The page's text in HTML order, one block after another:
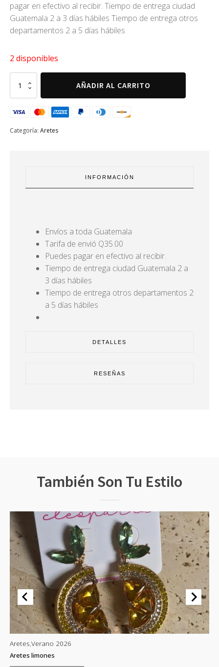
pagar en efectivo al recibir. Tiempo de entrega ciudad
Guatemala 2 a 3 días hábiles Tiempo de entrega otros
departamentos 2 a 5 días hábiles
2 disponibles
rafia
beige
AÑADIR AL CARRITO
Categoría: Aretes
INFORMACIÓN
Envíos a toda Guatemala
Tarifa de envió Q35.00
Puedes pagar en efectivo al recibir.
Tiempo de entrega ciudad Guatemala 2 a
3 días hábiles
Tiempo de entrega otros departamentos 2
a 5 días hábiles
DETALLES
RESEÑAS
También Son Tu Estilo
Aretes,Verano 2026
Aretes limones